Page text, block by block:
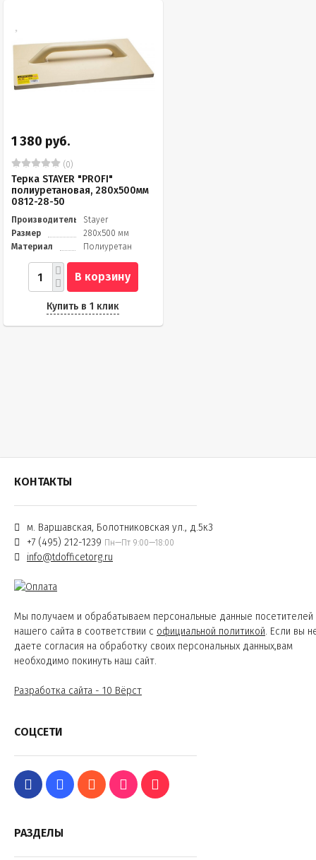
1 380 руб.
(0)
Терка STAYER "PROFI"
полиуретановая, 280x500мм
0812-28-50
Производитель
Stayer
Размер
280x500 мм
Материал
Полиуретан
В корзину
Купить в 1 клик
КОНТАКТЫ
м. Варшавская, Болотниковская ул., д.5к3
+7 (495) 212-1239 Пн—Пт 9:00—18:00
info@tdofficetorg.ru
Мы получаем и обрабатываем персональные данные посетителей
нашего сайта в соответствии с официальной политикой. Если вы
даете согласия на обработку своих персональных данных,вам
необходимо покинуть наш сайт.
Разработка сайта - 10 Вёрст
СОЦСЕТИ
РАЗДЕЛЫ